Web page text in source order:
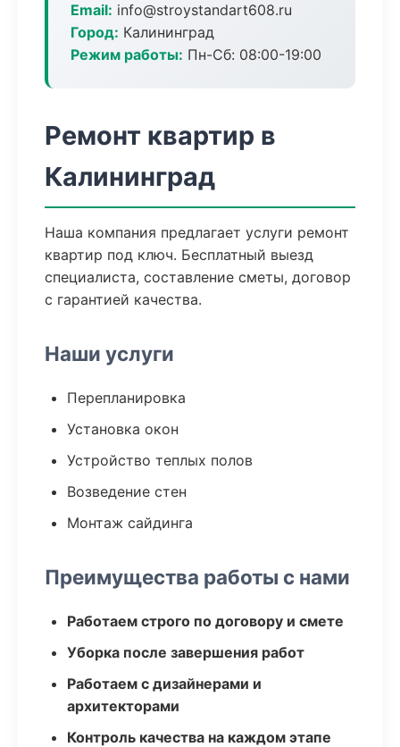
Email: info@stroystandart608.ru
Город: Калининград
Режим работы: Пн-Сб: 08:00-19:00
Ремонт квартир в
Калининград
Наша компания предлагает услуги ремонт
квартир под ключ. Бесплатный выезд
специалиста, составление сметы, договор
с гарантией качества.
Наши услуги
Перепланировка
Установка окон
Устройство теплых полов
Возведение стен
Монтаж сайдинга
Преимущества работы с нами
Работаем строго по договору и смете
Уборка после завершения работ
Работаем с дизайнерами и
архитекторами
Контроль качества на каждом этапе